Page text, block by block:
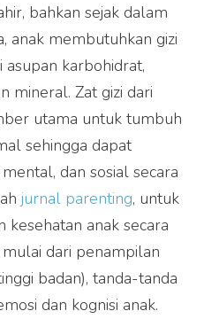
bahkan sejak dalam
anak membutuhkan gizi
karbohidrat,
mineral. Zat gizi dari
utama untuk tumbuh
sehingga dapat
dan sosial secara
jurnal parenting, untuk
kesehatan anak secara
dari penampilan
badan), tanda-tanda
dan kognisi anak.